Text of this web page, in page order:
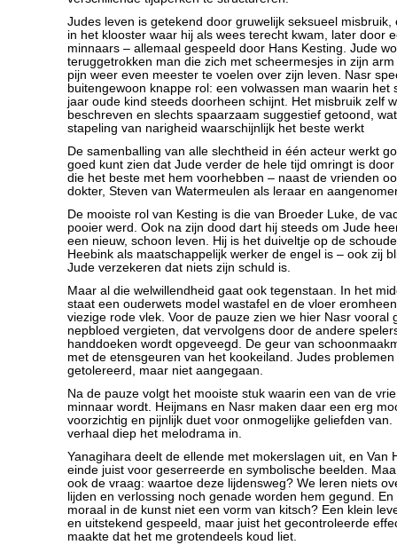
Judes leven is getekend door gruwelijk seksueel
in het klooster waar hij als wees terecht kwam, later door
minnaars – allemaal gespeeld door Hans Kesting. Jude
teruggetrokken man die zich met scheermesjes in zijn
pijn weer even meester te voelen over zijn leven. Nasr
buitengewoon knappe rol: een volwassen man waarin het
jaar oude kind steeds doorheen schijnt. Het misbruik zelf
beschreven en slechts spaarzaam suggestief getoond,
stapeling van narigheid waarschijnlijk het beste werkt
De samenballing van alle slechtheid in één acteur werkt
goed kunt zien dat Jude verder de hele tijd omringt is
die het beste met hem voorhebben – naast de vrienden
dokter, Steven van Watermeulen als leraar en
De mooiste rol van Kesting is die van Broeder Luke, de
pooier werd. Ook na zijn dood dart hij steeds om Jude
een nieuw, schoon leven. Hij is het duiveltje op de
Heebink als maatschappelijk werker de engel is – ook zij
Jude verzekeren dat niets zijn schuld is.
Maar al die welwillendheid gaat ook tegenstaan. In het
staat een ouderwets model wastafel en de vloer
viezige rode vlek. Voor de pauze zien we hier Nasr vooral
nepbloed vergieten, dat vervolgens door de andere
handdoeken wordt opgeveegd. De geur van
met de etensgeuren van het kookeiland. Judes
getolereerd, maar niet aangegaan.
Na de pauze volgt het mooiste stuk waarin een van de
minnaar wordt. Heijmans en Nasr maken daar een erg
voorzichtig en pijnlijk duet voor onmogelijke geliefden
verhaal diep het melodrama in.
Yanagihara deelt de ellende met mokerslagen uit, en Van
einde juist voor geserreerde en symbolische beelden.
ook de vraag: waartoe deze lijdensweg? We leren niets
lijden en verlossing noch genade worden hem gegund.
moraal in de kunst niet een vorm van kitsch? Een klein
en uitstekend gespeeld, maar juist het gecontroleerde
maakte dat het me grotendeels koud liet.